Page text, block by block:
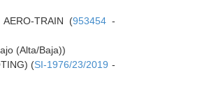
TRAIN (953454-
(Alta/Baja))
(SI-1976/23/2019 -